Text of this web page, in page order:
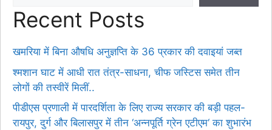
Recent Posts
खमरिया में बिना औषधि अनुज्ञप्ति के 36 प्रकार की दवाइयां जब्त
श्मशान घाट में आधी रात तंत्र-साधना, चीफ जस्टिस समेत तीन
लोगों की तस्वीरें मिलीं..
पीडीएस प्रणाली में पारदर्शिता के लिए राज्य सरकार की बड़ी पहल-
रायपुर, दुर्ग और बिलासपुर में तीन ‘अन्नपूर्ति ग्रेन एटीएम‘ का शुभारंभ